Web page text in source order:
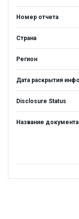
Номер отчета
Страна
Регион
Дата раскрытия
Disclosure Status
Название документа